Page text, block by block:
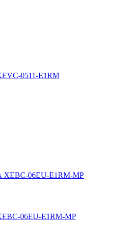
0511-E1RM
06EU-E1RM-MP